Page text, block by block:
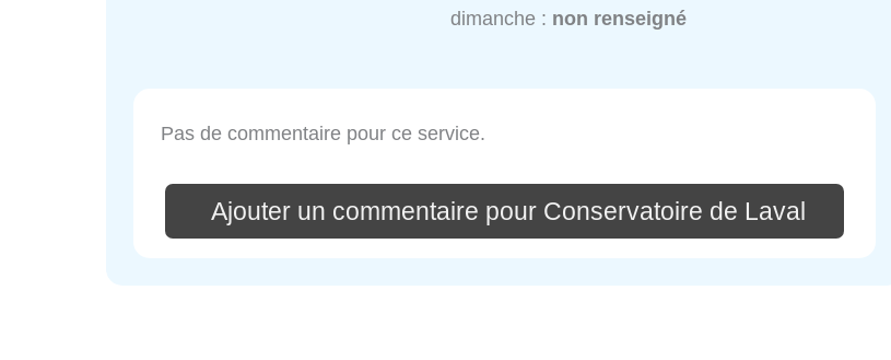
dimanche : non renseigné
Pas de commentaire pour ce service.
Ajouter un commentaire pour Conservatoire de Laval